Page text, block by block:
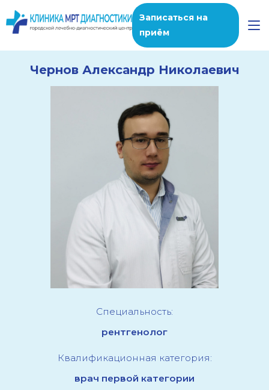
Записаться на
приём
Чернов Александр Николаевич
Специальность:
рентгенолог
Квалификационная категория:
врач первой категории